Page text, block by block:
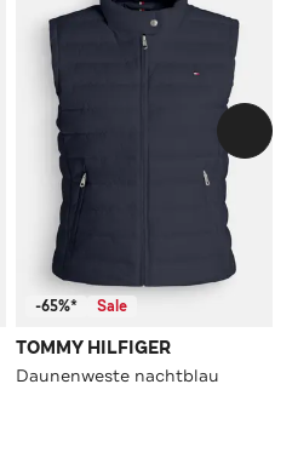
-65%* Sale
TOMMY HILFIGER
Daunenweste nachtblau